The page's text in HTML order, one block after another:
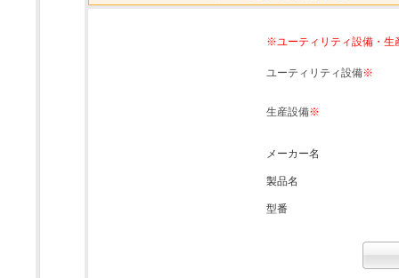
※ユーティリティ設備・生
ユーティリティ設備※
生産設備※
メーカー名
製品名
型番